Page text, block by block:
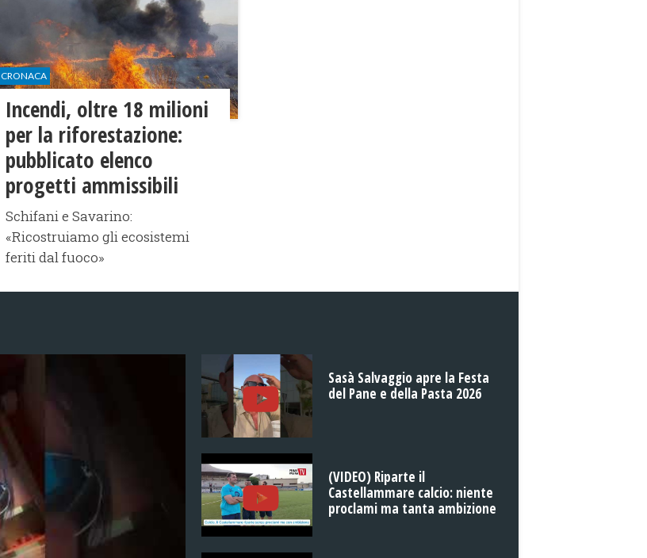
CRONACA
Incendi, oltre 18 milioni
per la riforestazione:
pubblicato elenco
progetti ammissibili
Schifani e Savarino:
«Ricostruiamo gli ecosistemi
feriti dal fuoco»
Sasà Salvaggio apre la Festa
del Pane e della Pasta 2026
(VIDEO) Riparte il
Castellammare calcio: niente
proclami ma tanta ambizione